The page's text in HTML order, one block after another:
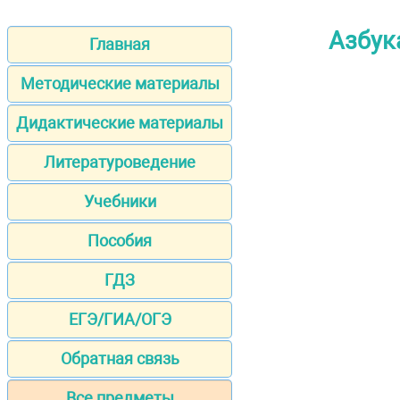
Главная
Методические материалы
Дидактические материалы
Литературоведение
Учебники
Пособия
ГДЗ
ЕГЭ/ГИА/ОГЭ
Обратная связь